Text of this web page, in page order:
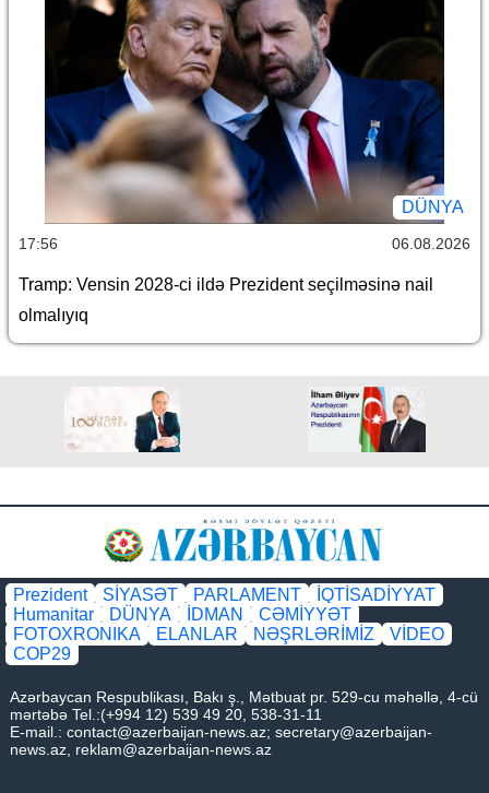
DÜNYA
17:56 06.08.2026
Tramp: Vensin 2028-ci ildə Prezident seçilməsinə nail
olmalıyıq
Prezident SİYASƏT PARLAMENT
İQTİSADİYYAT
Humanitar
DÜNYA İDMAN
CƏMİYYƏT
FOTOXRONIKA
ELANLAR NƏŞRLƏRİMİZ
VİDEO
COP29
Azərbaycan Respublikası, Bakı ş., Mətbuat pr. 529-cu məhəllə, 4-cü
mərtəbə Tel.:(+994 12) 539 49 20, 538-31-11
E-mail.: contact@azerbaijan-news.az; secretary@azerbaijan-
news.az, reklam@azerbaijan-news.az